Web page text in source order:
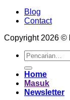
Blog
Contact
Copyright 2026 ©
Pencarian
untuk:
Home
Masuk
Newsletter